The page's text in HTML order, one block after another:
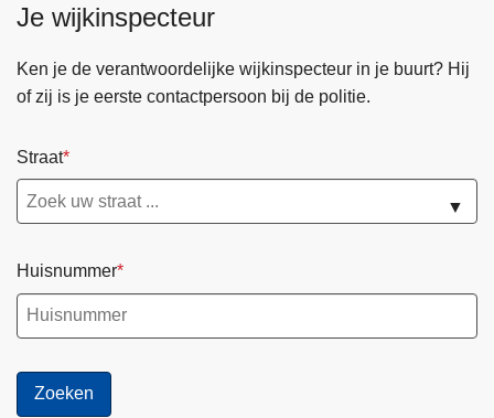
Je wijkinspecteur
Ken je de verantwoordelijke wijkinspecteur in je buurt? Hij
of zij is je eerste contactpersoon bij de politie.
Straat
▼
Huisnummer